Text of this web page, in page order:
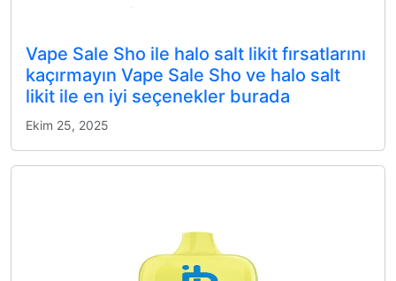
Vape Sale Sho ile halo salt likit fırsatlarını
kaçırmayın Vape Sale Sho ve halo salt
likit ile en iyi seçenekler burada
Ekim 25, 2025